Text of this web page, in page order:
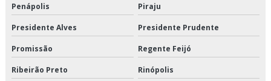
Transporte de congelados em são paulo
Transporte de congelados em sp
Transporte de congelados preço
Penápolis Piraju
Presidente Alves Presidente Prudente
Promissão Regente Feijó
Ribeirão Preto Rinópolis